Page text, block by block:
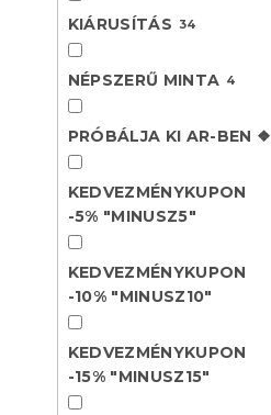
KIÁRUSÍTÁS 34
NÉPSZERŰ MINTA 4
PRÓBÁLJA KI AR-BEN ❖
KEDVEZMÉNYKUPON
-5% "MINUSZ5"
KEDVEZMÉNYKUPON
-10% "MINUSZ10"
KEDVEZMÉNYKUPON
-15% "MINUSZ15"